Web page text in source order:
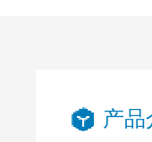
产品